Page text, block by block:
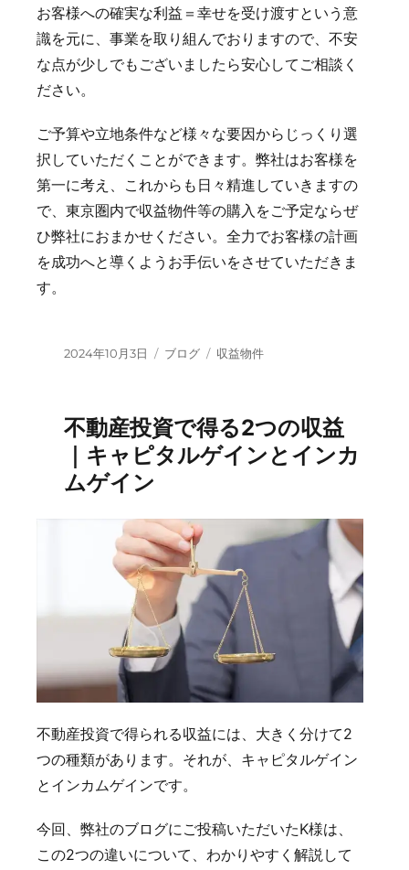
お客様への確実な利益＝幸せを受け渡すという意
識を元に、事業を取り組んでおりますので、不安
な点が少しでもございましたら安心してご相談く
ださい。
ご予算や立地条件など様々な要因からじっくり選
択していただくことができます。弊社はお客様を
第一に考え、これからも日々精進していきますの
で、東京圏内で収益物件等の購入をご予定ならぜ
ひ弊社におまかせください。全力でお客様の計画
を成功へと導くようお手伝いをさせていただきま
す。
投
2024年10月3日
カ
ー
ブログ
タ
収益物件
不動産投資で得る2つの収益
｜キャピタルゲインとインカ
ムゲイン
不動産投資で得られる収益には、大きく分けて2
つの種類があります。それが、キャピタルゲイン
とインカムゲインです。
今回、弊社のブログにご投稿いただいたK様は、
この2つの違いについて、わかりやすく解説して